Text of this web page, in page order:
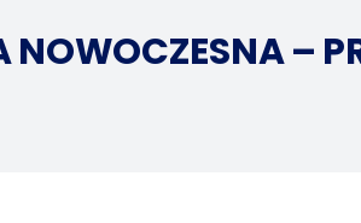
NOWOCZESNA –